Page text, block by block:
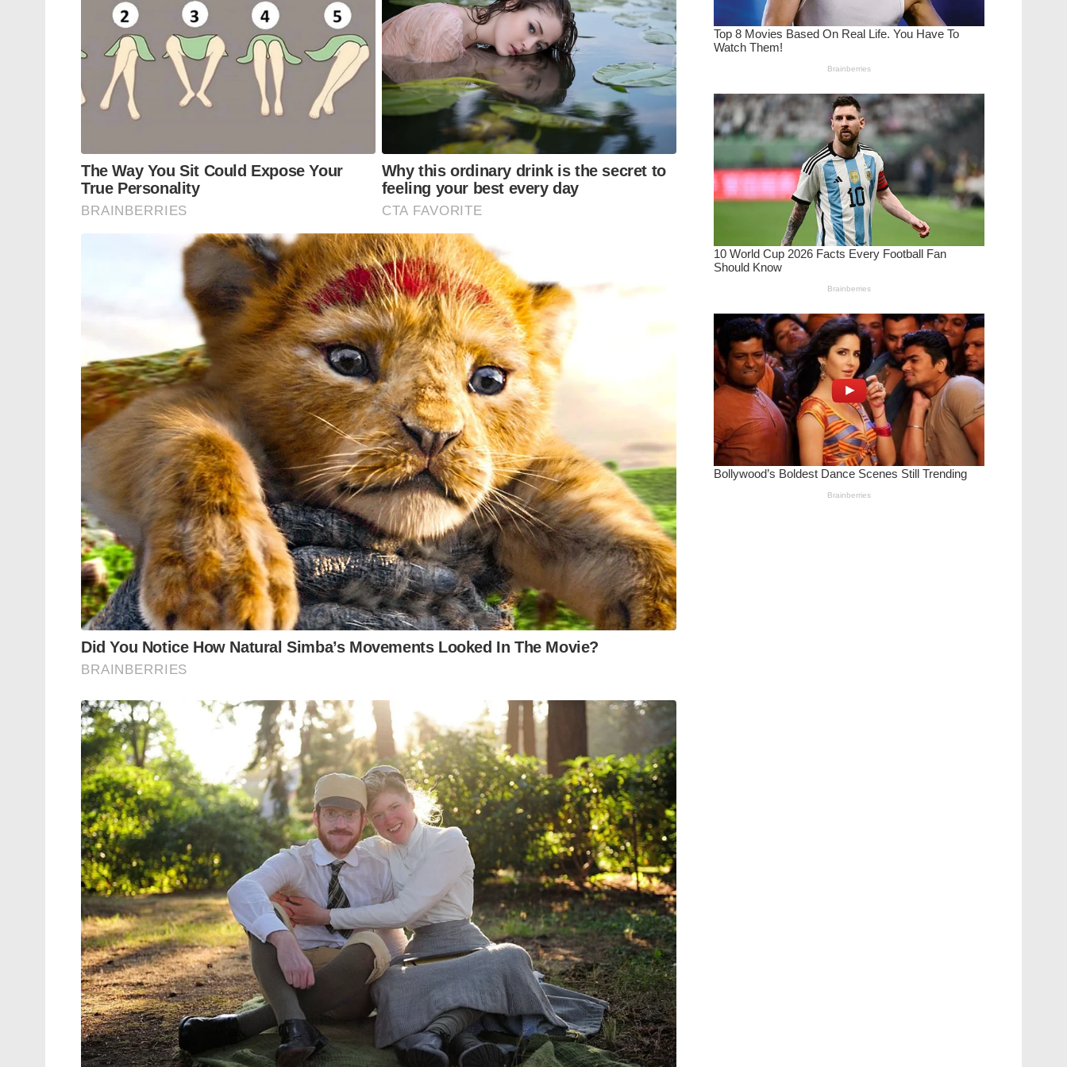
പരീക്ഷണങ്ങള്‍
യാക്കിനെ (കബരിമാന്‍,മലങ്കാള) വീണ്ടെടുക്കാന്‍ ഇടയരെ സഹായിക്കുന്നതിനിടെയാണ്
സൈനികനെ നഷ്ടപ്പെട്ടതെന്ന് ചൈനീസ് സൈന്യം പ്രസ്താവനയില്‍ അറിയിച്ചിരുന്നു.
സൈനികനെ ഇന്ത്യ ഉടന്‍ കൈമാറുമെന്ന് പ്രതീക്ഷിക്കുന്നതായും ചൈനീസ് സൈനിക വക്താവ്
പുറത്തിറക്കിയ പ്രസ്താ‌വനയില്‍ പറഞ്ഞിരുന്നു. അത് കൊണ്ട് തന്നെ കൃത്യമായ പ്രോട്ടോക്കോള്‍
നടപടികള്‍ പാലിച്ചാണ് ഇന്ത്യ ഇപ്പോള്‍ സൈനികനെ കൈമാറിയിരിക്കുന്നത്.സൈന്യത്തില്‍
തോക്കുകള്‍ നന്നാക്കുന്ന ജോലിയാണ് ഇദ്ദേഹം ചെയ്തിരുന്നു എന്നാണ് റിപ്പോര്‍ട്ടുകള്‍.
ചൈനീസ് സൈന്യത്തിന്റെ ചാരനാണോ ഇയാള്‍ എന്നായിരുന്നു ഇന്ത്യന്‍ ഏജന്‍സികള്‍
പ്രധാനമായും അന്വേഷിച്ചത്. അതേസമയം, ഗാല്‍വാന്‍ താഴ്വരയില്‍ നടന്ന സംഘര്‍ഷങ്ങളുടെ
പശ്ചാത്തലത്തില്‍ അതിര്‍ത്തിയില്‍ ശക്തമായ നിരീക്ഷണമാണ് ഇന്ത്യന്‍ സൈന്യം
ഏര്‍പ്പെടുത്തിയിരിക്കുന്നത്. അടുത്തിടെ ചൈനീസ് അതിര്‍ത്തിയിലെ സേനാവിന്യാസം ഇന്ത്യ
വര്‍ധിപ്പിക്കുകയും ചെയ്തിരുന്നു.
india china border Chinese Soldier Chinese soldier arrested Sainikam